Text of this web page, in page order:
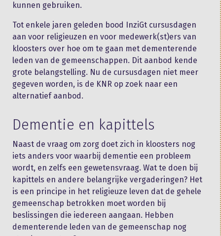
kunnen gebruiken.
Tot enkele jaren geleden bood InziGt cursusdagen
aan voor religieuzen en voor medewerk(st)ers van
kloosters over hoe om te gaan met dementerende
leden van de gemeenschappen. Dit aanbod kende
grote belangstelling. Nu de cursusdagen niet meer
gegeven worden, is de KNR op zoek naar een
alternatief aanbod.
Dementie en kapittels
Naast de vraag om zorg doet zich in kloosters nog
iets anders voor waarbij dementie een probleem
wordt, en zelfs een gewetensvraag. Wat te doen bij
kapittels en andere belangrijke vergaderingen? Het
is een principe in het religieuze leven dat de gehele
gemeenschap betrokken moet worden bij
beslissingen die iedereen aangaan. Hebben
dementerende leden van de gemeenschap nog